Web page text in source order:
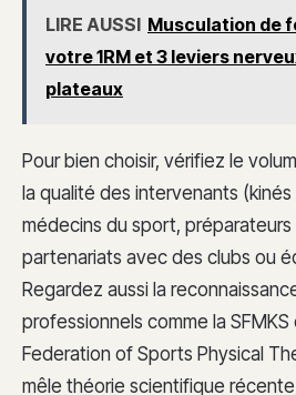
LIRE AUSSI Musculation de
votre 1RM et 3 leviers
plateaux
Pour bien choisir, vérifiez le
la qualité des intervenants
médecins du sport,
partenariats avec des clubs ou
Regardez aussi la
professionnels comme la SFMKS
Federation of Sports Physical
mêle théorie scientifique